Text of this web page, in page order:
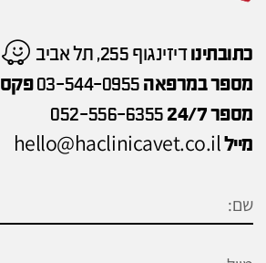
כתובתינודיזינגוף 255, תל אביב
מספר במרפאה 03-544-0955פקס
מספר 24/7
052-556-6355
מיילhello@haclinicavet.co.il